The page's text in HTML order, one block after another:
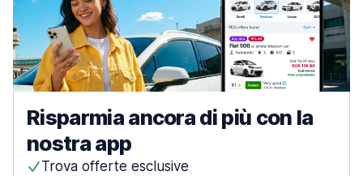
Risparmia ancora di più con la
nostra app
Trova offerte esclusive